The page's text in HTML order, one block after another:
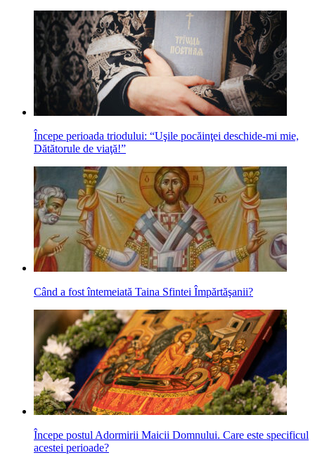
Începe perioada triodului: “Uşile pocăinţei deschide-mi mie,
Dătătorule de viaţă!”
Când a fost întemeiată Taina Sfintei Împărtăşanii?
Începe postul Adormirii Maicii Domnului. Care este specificul
acestei perioade?